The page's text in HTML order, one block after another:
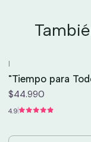
|
"Tiempo para
$44.990
4.9